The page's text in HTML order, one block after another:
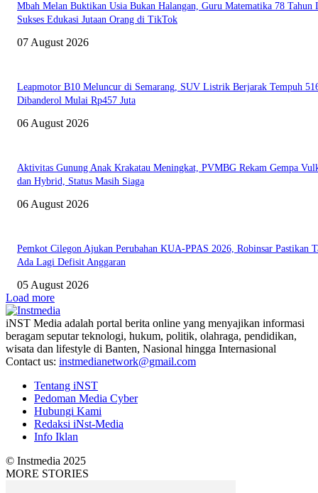
Mbah Melan Buktikan Usia Bukan Halangan, Guru Matematika 78 Tahun
Sukses Edukasi Jutaan Orang di TikTok
07 August 2026
Leapmotor B10 Meluncur di Semarang, SUV Listrik Berjarak Tempuh
Dibanderol Mulai Rp457 Juta
06 August 2026
Aktivitas Gunung Anak Krakatau Meningkat, PVMBG Rekam Gempa
dan Hybrid, Status Masih Siaga
06 August 2026
Pemkot Cilegon Ajukan Perubahan KUA-PPAS 2026, Robinsar Pastikan
Ada Lagi Defisit Anggaran
05 August 2026
Load more
iNST Media adalah portal berita online yang menyajikan informasi
beragam seputar teknologi, hukum, politik, olahraga, pendidikan,
wisata dan lifestyle di Banten, Nasional hingga Internasional
Contact us: instmedianetwork@gmail.com
Tentang iNST
Pedoman Media Cyber
Hubungi Kami
Redaksi iNst-Media
Info Iklan
© Instmedia 2025
MORE STORIES